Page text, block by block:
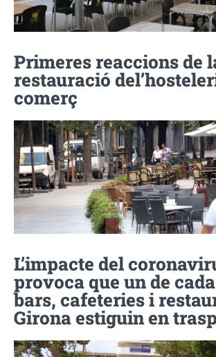
Primeres reaccions de
restauració
comerç
L’impacte del
provoca que un de
bars, cafeteries i
Girona estiguin en